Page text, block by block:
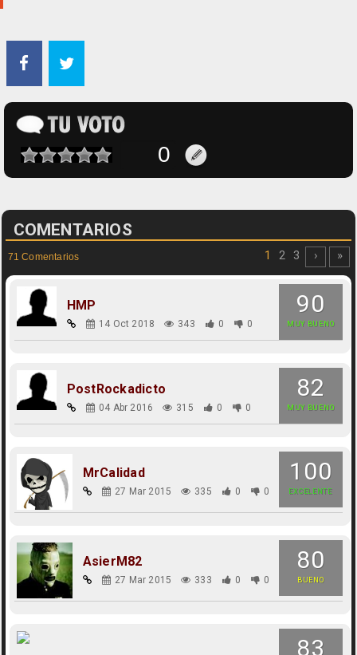
COMENTARIOS
71 Comentarios 1 2 3 › »
90
MUY BUENO
HMP
14 Oct 2018 343 0 0
82
MUY BUENO
PostRockadicto
04 Abr 2016 315 0 0
100
EXCELENTE
MrCalidad
27 Mar 2015 335 0 0
80
BUENO
AsierM82
27 Mar 2015 333 0 0
83